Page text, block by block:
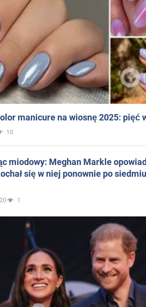
manicure na wiosnę 2025: pięć
10
miodowy: Meghan Markle
się w niej ponownie po
1